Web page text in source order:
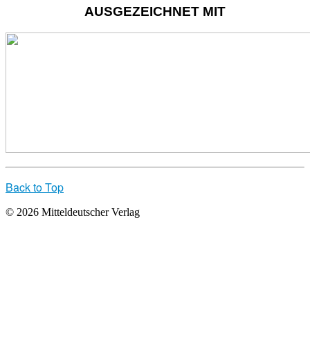
AUSGEZEICHNET MIT
Back to Top
© 2026 Mitteldeutscher Verlag